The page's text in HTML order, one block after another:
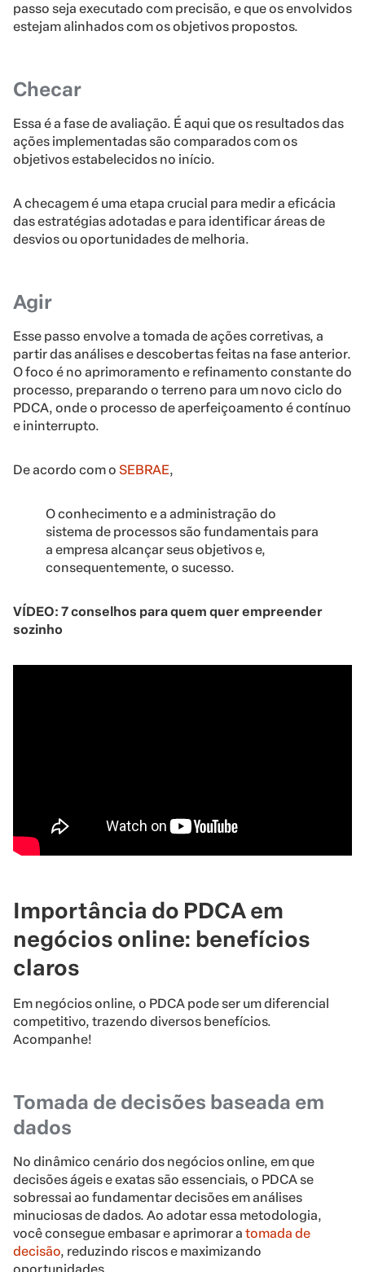
passo seja executado com precisão, e que os envolvidos
estejam alinhados com os objetivos propostos.
Checar
Essa é a fase de avaliação. É aqui que os resultados das
ações implementadas são comparados com os
objetivos estabelecidos no início.
A checagem é uma etapa crucial para medir a eficácia
das estratégias adotadas e para identificar áreas de
desvios ou oportunidades de melhoria.
Agir
Esse passo envolve a tomada de ações corretivas, a
partir das análises e descobertas feitas na fase anterior.
O foco é no aprimoramento e refinamento constante do
processo, preparando o terreno para um novo ciclo do
PDCA, onde o processo de aperfeiçoamento é contínuo
e ininterrupto.
De acordo com o SEBRAE,
O conhecimento e a administração do
sistema de processos são fundamentais para
a empresa alcançar seus objetivos e,
consequentemente, o sucesso.
VÍDEO: 7 conselhos para quem quer empreender
sozinho
Importância do PDCA em
negócios online: benefícios
claros
Em negócios online, o PDCA pode ser um diferencial
competitivo, trazendo diversos benefícios.
Acompanhe!
Tomada de decisões baseada em
dados
No dinâmico cenário dos negócios online, em que
decisões ágeis e exatas são essenciais, o PDCA se
sobressai ao fundamentar decisões em análises
minuciosas de dados. Ao adotar essa metodologia,
você consegue embasar e aprimorar a tomada de
decisão, reduzindo riscos e maximizando